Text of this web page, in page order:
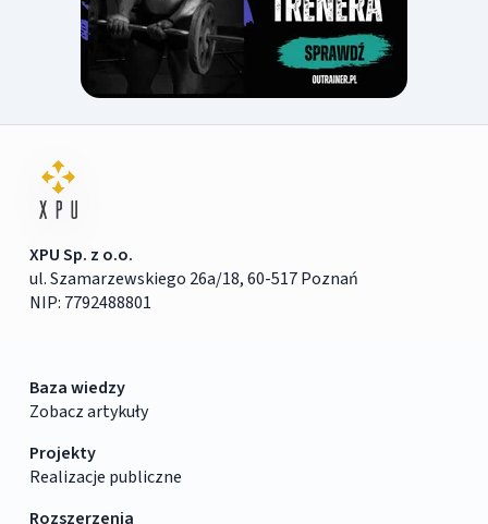
XPU Sp. z o.o.
ul. Szamarzewskiego 26a/18, 60-517 Poznań
NIP: 7792488801
Baza wiedzy
Zobacz artykuły
Projekty
Realizacje publiczne
Rozszerzenia